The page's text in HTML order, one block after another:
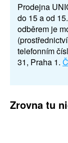
Prodejna
do 15 a od
odběrem je
telefonním
31, Praha 1.
Zrovna tu